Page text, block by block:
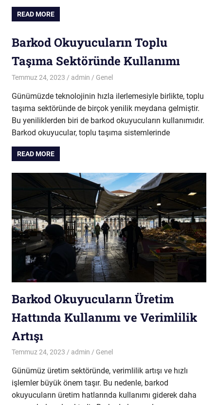
READ MORE
Barkod Okuyucuların Toplu
Taşıma Sektöründe Kullanımı
Temmuz 24, 2023 admin Genel
Günümüzde teknolojinin hızla ilerlemesiyle birlikte, toplu
taşıma sektöründe de birçok yenilik meydana gelmiştir.
Bu yeniliklerden biri de barkod okuyucuların kullanımıdır.
Barkod okuyucular, toplu taşıma sistemlerinde
READ MORE
Barkod Okuyucuların Üretim
Hattında Kullanımı ve Verimlilik
Artışı
Temmuz 24, 2023 admin Genel
Günümüz üretim sektöründe, verimlilik artışı ve hızlı
işlemler büyük önem taşır. Bu nedenle, barkod
okuyucuların üretim hatlarında kullanımı giderek daha